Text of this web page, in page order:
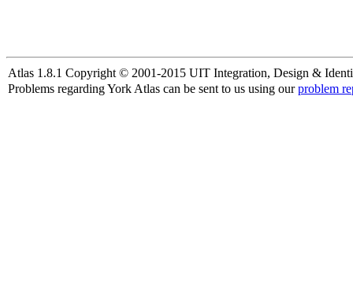
Atlas 1.8.1 Copyright © 2001-2015 UIT Integration, Design &
Problems regarding York Atlas can be sent to us using ourproblem